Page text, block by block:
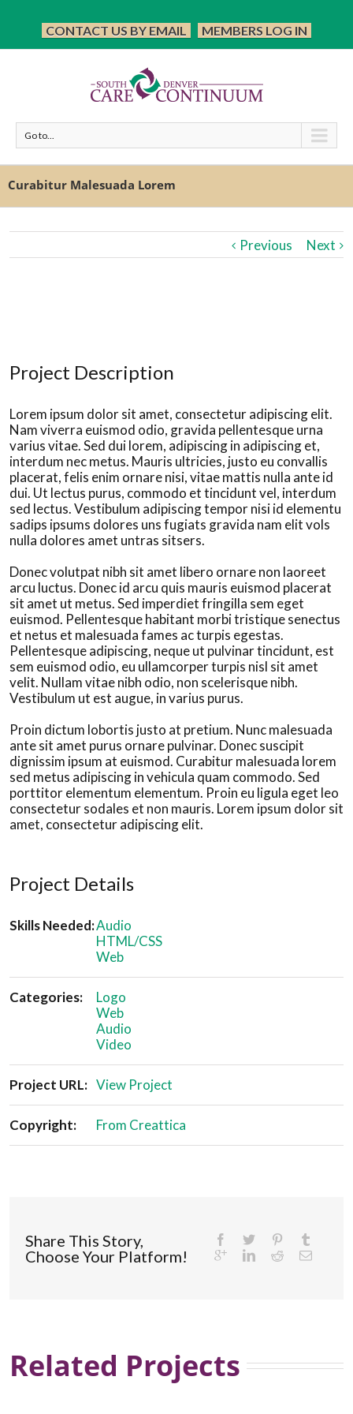
CONTACT US BY EMAIL MEMBERS LOG IN
Go to...
Curabitur Malesuada Lorem
Previous Next
Project Description
Lorem ipsum dolor sit amet, consectetur adipiscing elit.
Nam viverra euismod odio, gravida pellentesque urna
varius vitae. Sed dui lorem, adipiscing in adipiscing et,
interdum nec metus. Mauris ultricies, justo eu convallis
placerat, felis enim ornare nisi, vitae mattis nulla ante id
dui. Ut lectus purus, commodo et tincidunt vel, interdum
sed lectus. Vestibulum adipiscing tempor nisi id elementu
sadips ipsums dolores uns fugiats gravida nam elit vols
nulla dolores amet untras sitsers.
Donec volutpat nibh sit amet libero ornare non laoreet
arcu luctus. Donec id arcu quis mauris euismod placerat
sit amet ut metus. Sed imperdiet fringilla sem eget
euismod. Pellentesque habitant morbi tristique senectus
et netus et malesuada fames ac turpis egestas.
Pellentesque adipiscing, neque ut pulvinar tincidunt, est
sem euismod odio, eu ullamcorper turpis nisl sit amet
velit. Nullam vitae nibh odio, non scelerisque nibh.
Vestibulum ut est augue, in varius purus.
Proin dictum lobortis justo at pretium. Nunc malesuada
ante sit amet purus ornare pulvinar. Donec suscipit
dignissim ipsum at euismod. Curabitur malesuada lorem
sed metus adipiscing in vehicula quam commodo. Sed
porttitor elementum elementum. Proin eu ligula eget leo
consectetur sodales et non mauris. Lorem ipsum dolor sit
amet, consectetur adipiscing elit.
Project Details
Skills Needed:Audio
HTML/CSS
Web
Categories:
Logo
Web
Audio
Video
Project URL: View Project
Copyright: From Creattica
Share This Story,
Choose Your Platform!
Related Projects